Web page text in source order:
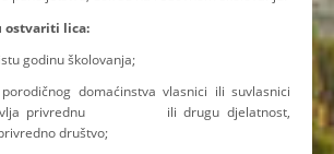
ostvariti lica:
godinu školovanja;
domaćinstva vlasnici ili suvlasnici
privrednu ili drugu djelatnost,
društvo;